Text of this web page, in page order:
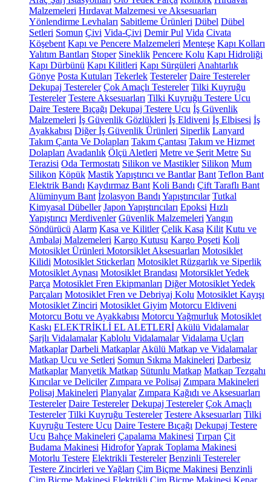
Malzemeleri Hırdavat Malzemesi ve Aksesuarları
Yönlendirme Levhaları Sabitleme Ürünleri Dübel Dübel
Setleri Somun Çivi Vida-Çivi Demir Pul Vida Civata
Köşebent Kapı ve Pencere Malzemeleri Menteşe Kapı Kolları
Yalıtım Bantları Stoper Sineklik Pencere Kolu Kapı Hidroliği
Kapı Dürbünü Kapı Kilitleri Kapı Sürgüleri Anahtarlık
Gönye Posta Kutuları Tekerlek Testereler Daire Testereler
Dekupaj Testereler Çok Amaçlı Testereler Tilki Kuyruğu
Testereler Testere Aksesuarları Tilki Kuyruğu Testere Ucu
Daire Testere Bıçağı Dekupaj Testere Ucu İş Güvenlik
Malzemeleri İş Güvenlik Gözlükleri İş Eldiveni İş Elbisesi İş
Ayakkabısı Diğer İş Güvenlik Ürünleri Siperlik Lanyard
Takım Çanta Ve Dolapları Takım Çantası Takım ve Hizmet
Dolapları Avadanlık Ölçü Aletleri Metre ve Şerit Metre Su
Terazisi Oda Termostatı Silikon ve Mastikler Silikon Mum
Silikon Köpük MastikYapıştırıcı ve Bantlar Bant Teflon Bant
Elektrik Bandı Kaydırmaz Bant Koli Bandı Çift Taraflı Bant
Alüminyum Bant İzolasyon Bandı Yapıştırıcılar Tutkal
Kimyasal Dübeller Japon Yapıştırıcıları Epoksi Hızlı
Yapıştırıcı Merdivenler Güvenlik Malzemeleri Yangın
Söndürücü Alarm Kasa ve Kilitler Çelik Kasa Kilit Kutu ve
Ambalaj Malzemeleri Kargo Kutusu Kargo Poşeti Koli
Motosiklet Ürünleri Motorsiklet Aksesuarları Motosiklet
Kilidi Motosiklet Stickerları Motosiklet Rüzgarlık ve Siperlik
Motosiklet Aynası Motosiklet Brandası Motorsiklet Yedek
Parça Motosiklet Fren Ekipmanları Diğer Motosiklet Yedek
Parçaları Motosiklet Fren ve Debriyaj Kolu Motosiklet Kayışı
Motosiklet Zinciri Motosiklet Giyim Motorcu Eldiveni
Motorcu Botu ve Ayakkabısı Motorcu Yağmurluk Motosiklet
Kaskı ELEKTRİKLİ EL ALETLERİ Akülü Vidalamalar
Şarjlı Vidalamalar Kablolu Vidalamalar Vidalama Uçları
Matkaplar Darbeli Matkaplar Akülü Matkap ve Vidalamalar
Matkap Ucu ve Setleri Somun Sıkma Makineleri Darbesiz
Matkaplar Manyetik Matkap Sütunlu Matkap Matkap Tezgahı
Kırıcılar ve Deliciler Zımpara ve Polisaj Zımpara Makineleri
Polisaj Makineleri Planyalar Zımpara Kağıdı ve Aksesuarları
Testereler Daire Testereler Dekupaj Testereler Çok Amaçlı
Testereler Tilki Kuyruğu Testereler Testere Aksesuarları Tilki
Kuyruğu Testere Ucu Daire Testere Bıçağı Dekupaj Testere
Ucu Bahçe Makineleri Çapalama Makinesi Tırpan Çit
Budama Makinesi HidroforYaprak Toplama Makinesi
Motorlu Testere Elektrikli Testereler Benzinli Testereler
Testere Zincirleri ve Yağları Çim Biçme Makinesi Benzinli
Çim Biçme Makinesi Elektrikli Çim Biçme Makinesi Kenar